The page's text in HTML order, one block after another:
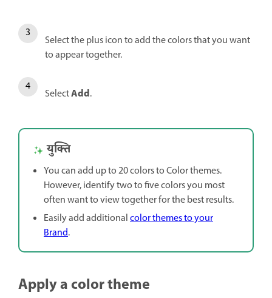
Select the plus icon to add the colors that you want
to appear together.
SelectAdd.
युक्ति
You can add up to 20 colors to Color themes.
However, identify two to five colors you most
often want to view together for the best results.
Easily add additionalcolor themes to your
Brand.
Apply a color theme